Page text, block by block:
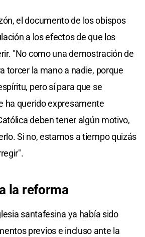
el documento de los obispos
a los efectos de que los
"No como una demostración de
torcer la mano a nadie, porque
pero sí para que se
ha querido expresamente
deben tener algún motivo,
Si no, estamos a tiempo quizás
la reforma
santafesina ya había sido
previos e incluso ante la